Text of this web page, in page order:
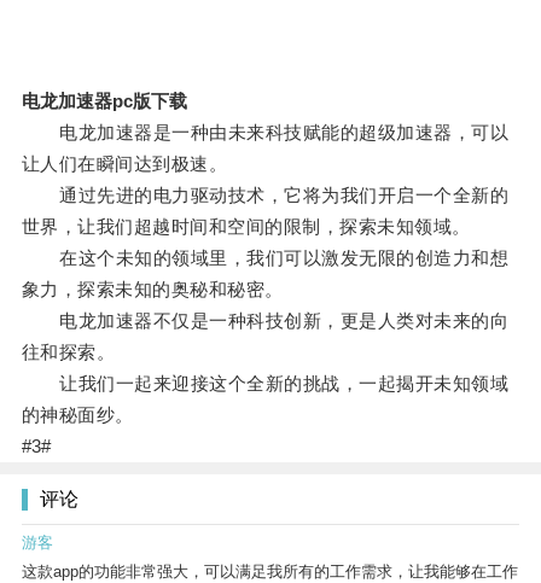
电龙加速器pc版下载
电龙加速器是一种由未来科技赋能的超级加速器，可以
让人们在瞬间达到极速。
通过先进的电力驱动技术，它将为我们开启一个全新的
世界，让我们超越时间和空间的限制，探索未知领域。
在这个未知的领域里，我们可以激发无限的创造力和想
象力，探索未知的奥秘和秘密。
电龙加速器不仅是一种科技创新，更是人类对未来的向
往和探索。
让我们一起来迎接这个全新的挑战，一起揭开未知领域
的神秘面纱。
#3#
评论
游客
这款app的功能非常强大，可以满足我所有的工作需求，让我能够在工作